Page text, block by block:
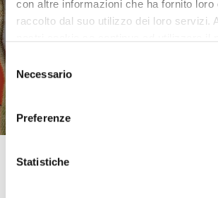
con altre informazioni che ha fornito loro
raccolto dal suo utilizzo dei loro servizi.
Selezione
delNecessario
Preferenze
Statistiche